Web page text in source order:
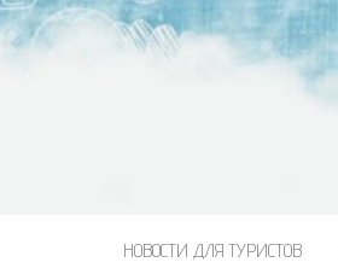
НОВОСТИ ДЛЯ ТУРИСТОВ